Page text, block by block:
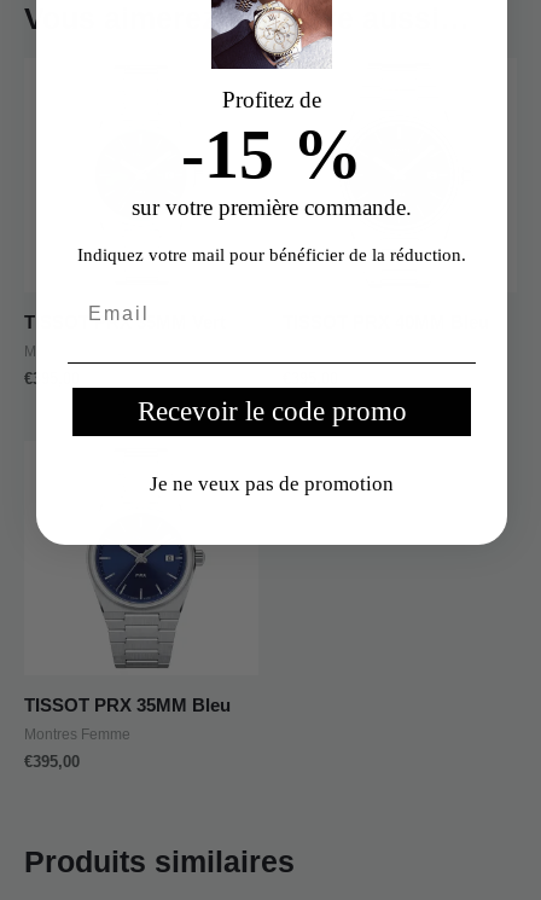
Vous aimerez peut-être aussi…
TISSOT PRX 35MM Vert
Montres Femme
€395,00
TISSOT PRX 35MM Bleu
Montres Femme
€395,00
Produits similaires
Profitez de
-15 %
sur votre première commande.
Indiquez votre mail pour bénéficier de la réduction.
Recevoir le code promo
Je ne veux pas de promotion